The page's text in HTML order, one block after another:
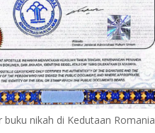
buku nikah di Kedutaan Romania